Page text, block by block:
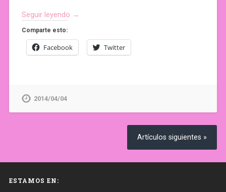
Seguir leyendo →
Comparte esto:
Facebook Twitter
2014/04/04
Artículos siguientes »
ESTAMOS EN: